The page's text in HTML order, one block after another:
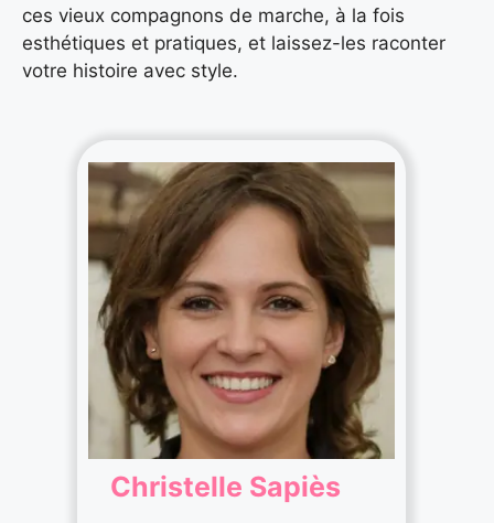
ces vieux compagnons de marche, à la fois
esthétiques et pratiques, et laissez-les raconter
votre histoire avec style.
Christelle Sapiès